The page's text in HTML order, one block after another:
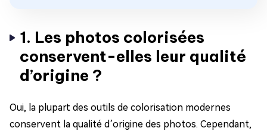
1. Les photos colorisées
conservent-elles leur qualité
d’origine ?
Oui, la plupart des outils de colorisation modernes
conservent la qualité d’origine des photos. Cependant,